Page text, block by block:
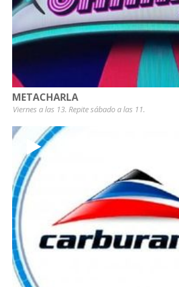
METACHARLA
Viernes a las 13. Repite sábado a las 11.